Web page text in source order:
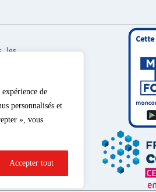
de
personnalisés et
», vous
Accepter tout
les
par